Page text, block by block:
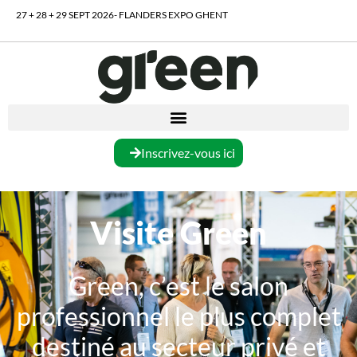
27 + 28 + 29 SEPT 2026- FLANDERS EXPO GHENT
Inscrivez-vous ici
Visite Green
Green, c’est le salon
professionnel le plus complet
destiné au secteur privé et